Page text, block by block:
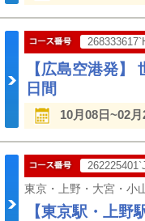
【広島空港発
日間
10月08日~02
【東京駅・上